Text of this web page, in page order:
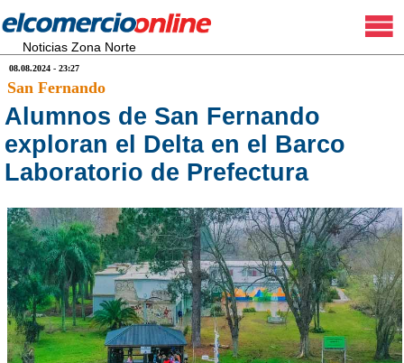
Noticias Zona Norte
08.08.2024 - 23:27
San Fernando
Alumnos de San Fernando
exploran el Delta en el Barco
Laboratorio de Prefectura